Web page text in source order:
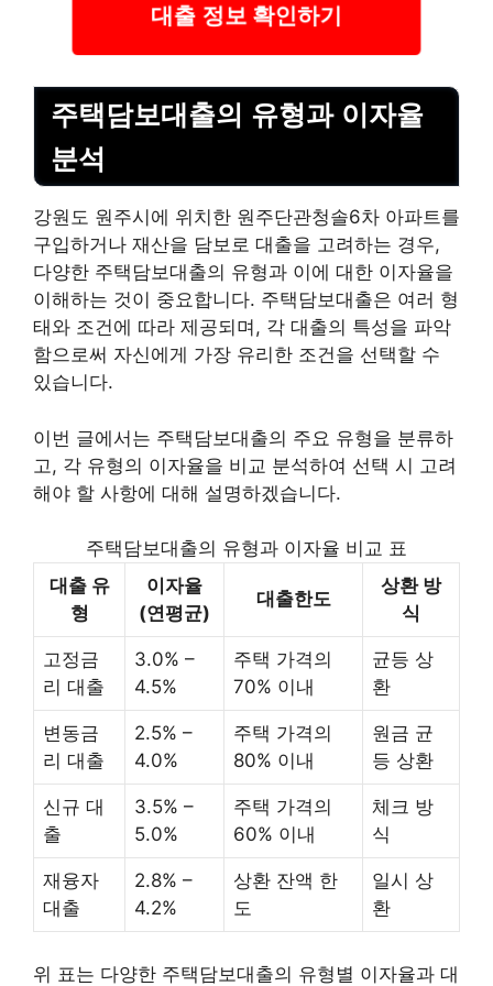
대출 정보 확인하기
주택담보대출의 유형과 이자율
분석
강원도 원주시에 위치한 원주단관청솔6차 아파트를
구입하거나 재산을 담보로 대출을 고려하는 경우,
다양한 주택담보대출의 유형과 이에 대한 이자율을
이해하는 것이 중요합니다. 주택담보대출은 여러 형
태와 조건에 따라 제공되며, 각 대출의 특성을 파악
함으로써 자신에게 가장 유리한 조건을 선택할 수
있습니다.
이번 글에서는 주택담보대출의 주요 유형을 분류하
고, 각 유형의 이자율을 비교 분석하여 선택 시 고려
해야 할 사항에 대해 설명하겠습니다.
주택담보대출의 유형과 이자율 비교 표
대출 유
형
이자율
(연평균)
대출한도
상환 방
식
고정금
리 대출
3.0% –
4.5%
주택 가격의
70% 이내
균등 상
환
변동금
리 대출
2.5% –
4.0%
주택 가격의
80% 이내
원금 균
등 상환
신규 대
출
3.5% –
5.0%
주택 가격의
60% 이내
체크 방
식
재융자
대출
2.8% –
4.2%
상환 잔액 한
도
일시 상
환
위 표는 다양한 주택담보대출의 유형별 이자율과 대